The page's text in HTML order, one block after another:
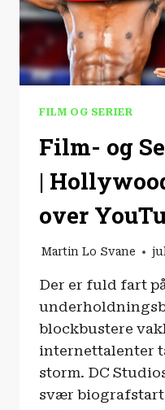
FILM OG SERIER
Film- og
|
over
Martin Lo Svane
Der er fuld fart
blockbustere
internettalenter
storm. DC
svær